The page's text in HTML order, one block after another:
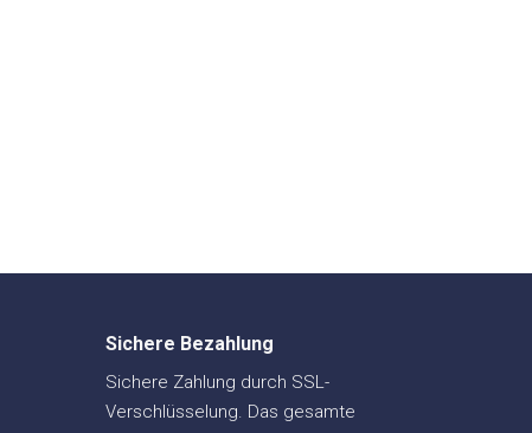
Sichere Bezahlung
Sichere Zahlung durch SSL-
Verschlüsselung. Das gesamte